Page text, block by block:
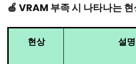
🍏 VRAM 부족 시 나타나는
현상 설명